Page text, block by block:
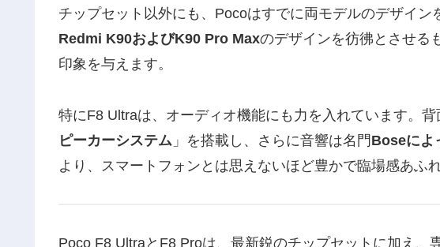
チップセット以外にも、Pocoはすでに両モデルのデザイン
Redmi K90およびK90 Pro Maxのデザインを彷彿とさせる
印象を与えます。
特にF8 Ultraは、オーディオ機能にも力を入れています。
ピーカーシステム 」を搭載し、さらに音響は名門 Boseによ
より、スマートフォンとは思えないほど豊かで臨場感あふ
Poco F8 UltraとF8 Proは、最新鋭のチップセットに加え、